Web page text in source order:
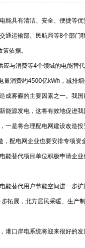
电能具有清洁、安全、便
运输部、民航局等8个部
供了政策依据。
与消费等4个领域的电能
电量消费约4500亿kWh，
成雾霾的主要因素之一。
新能源发电，这将有效地
是将合理配电网建设改
造，配电网企业也要安排
替代项目单位积极申请
替代用户节能空间进一步
展，北方居民采暖、生
口岸电系统将迎来很好